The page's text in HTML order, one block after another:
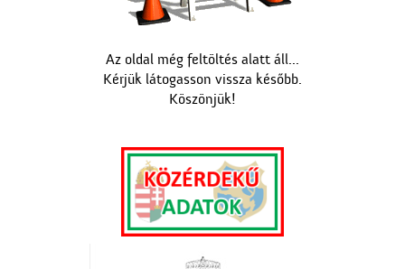
Az oldal még feltöltés alatt áll...
Kérjük látogasson vissza később.
Köszönjük!